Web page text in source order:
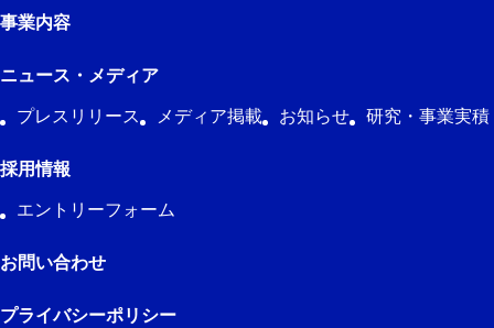
事業内容
ニュース・メディア
プレスリリース メディア掲載 お知らせ 研究・事業実積
採用情報
エントリーフォーム
お問い合わせ
プライバシーポリシー